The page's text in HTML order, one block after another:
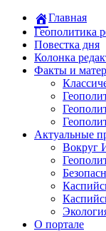
Главная
Геополитика
Повестка дня
Колонка
Факты и
Актуальные
Вокруг
О портале